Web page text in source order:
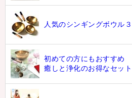
人気のシンギングボウル
初めての方にもおすすめ
癒しと浄化のお得なセット